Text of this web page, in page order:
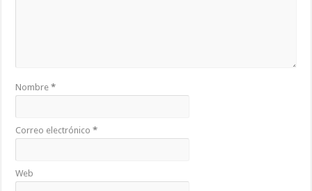
Nombre*
Correo electrónico*
Web